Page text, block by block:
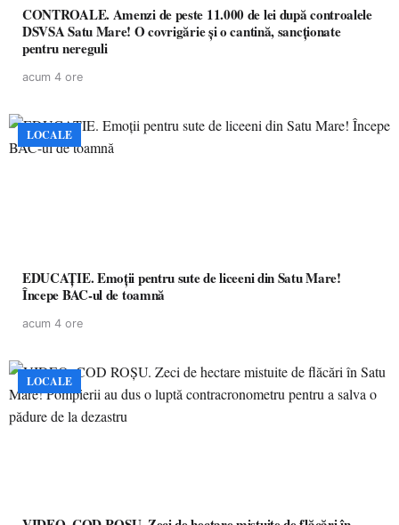
CONTROALE. Amenzi de peste 11.000 de lei după controalele
DSVSA Satu Mare! O covrigărie și o cantină, sancționate
pentru nereguli
acum 4 ore
LOCALE
EDUCAȚIE. Emoții pentru sute de liceeni din Satu Mare!
Începe BAC-ul de toamnă
acum 4 ore
LOCALE